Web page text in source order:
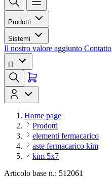
Prodotti
Sistemi
Il nostro valore aggiunto Contatto
IT
Home page
Prodotti
elementi fermacarico
aste fermacarico kim
kim 5x7
Articolo base n.: 512061